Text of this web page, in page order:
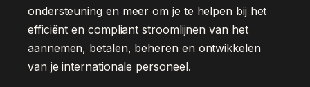
ondersteuning en meer om je te helpen bij het
efficiënt en compliant stroomlijnen van het
aannemen, betalen, beheren en ontwikkelen
van je internationale personeel.